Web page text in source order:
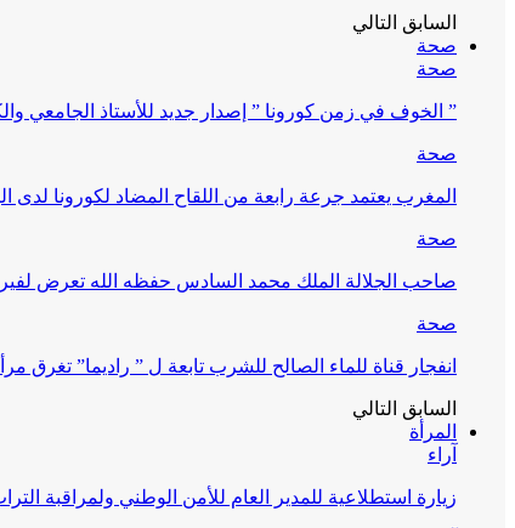
السابق التالي
صحة
صحة
” الخوف في زمن كورونا ” إصدار جديد للأستاذ الجامعي
صحة
المغرب يعتمد جرعة رابعة من اللقاح المضاد لكورونا لدى البالغين 60 سنة فما
صحة
صاحب الجلالة الملك محمد السادس حفظه الله تعرض لفيروس
صحة
انفجار قناة للماء الصالح للشرب تابعة ل ” راديما”
السابق التالي
المرأة
آراء
زيارة استطلاعية للمدير العام للأمن الوطني ولمراقبة